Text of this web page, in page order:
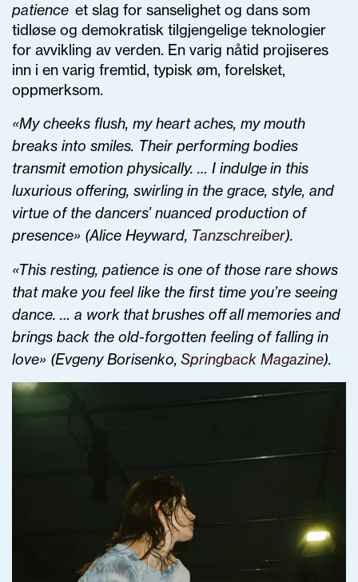
patience et slag for sanselighet og dans som
tidløse og demokratisk tilgjengelige teknologier
for avvikling av verden. En varig nåtid projiseres
inn i en varig fremtid, typisk øm, forelsket,
oppmerksom.
«My cheeks flush, my heart aches, my mouth
breaks into smiles. Their performing bodies
transmit emotion physically. … I indulge in this
luxurious offering, swirling in the grace, style, and
virtue of the dancers’ nuanced production of
presence» (Alice Heyward, Tanzschreiber).
«This resting, patience is one of those rare shows
that make you feel like the first time you’re seeing
dance. … a work that brushes off all memories and
brings back the old-forgotten feeling of falling in
love» (Evgeny Borisenko, Springback Magazine).